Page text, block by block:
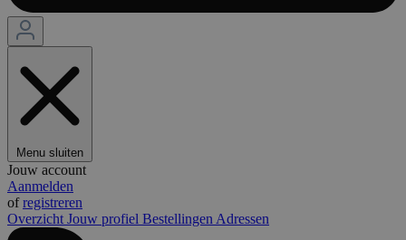
Menu sluiten
Jouw account
Aanmelden
ofregistreren
Overzicht Jouw profiel Bestellingen Adressen